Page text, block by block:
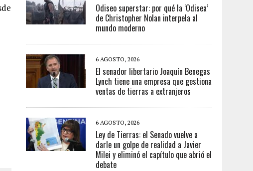
Odiseo superstar: por qué la ‘Odisea’
de Christopher Nolan interpela al
mundo moderno
6 AGOSTO, 2026
El senador libertario Joaquín Benegas
Lynch tiene una empresa que gestiona
ventas de tierras a extranjeros
6 AGOSTO, 2026
Ley de Tierras: el Senado vuelve a
darle un golpe de realidad a Javier
Milei y eliminó el capítulo que abrió el
debate